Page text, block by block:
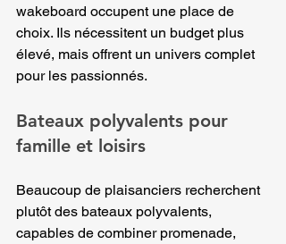
wakeboard occupent une place de
choix. Ils nécessitent un budget plus
élevé, mais offrent un univers complet
pour les passionnés.
Bateaux polyvalents pour
famille et loisirs
Beaucoup de plaisanciers recherchent
plutôt des bateaux polyvalents,
capables de combiner promenade,